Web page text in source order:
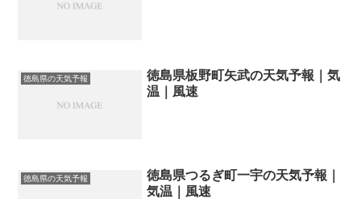
徳島県の天気予報
徳島県板野町矢武の天気予報｜気
温｜風速
徳島県の天気予報
徳島県つるぎ町一宇の天気予報｜
気温｜風速